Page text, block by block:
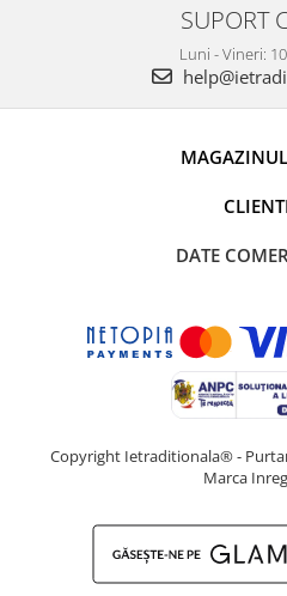
SUPORT
Luni - Vineri:
DATE
Copyright Ietraditionala® -
Marca